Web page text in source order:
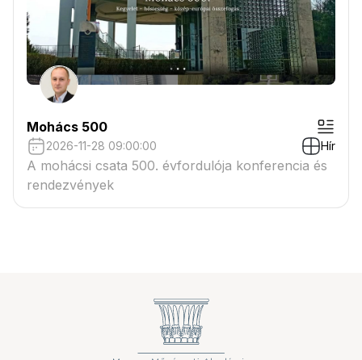
Mohács 500
2026-11-28 09:00:00 Hír
A mohácsi csata 500. évfordulója konferencia és
rendezvények